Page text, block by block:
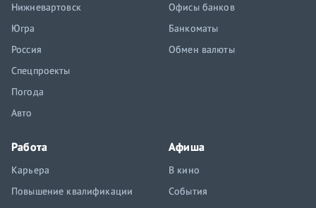
Нижневартовск
Югра
Россия
Спецпроекты
Погода
Авто
Офисы банков
Банкоматы
Обмен валюты
Работа
Карьера
Повышение квалификации
Афиша
В кино
События